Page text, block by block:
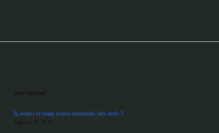
Son Yazılar
İş avansı ve maaş avansı arasındaki fark nedir ?
Ağustos 9, 2026